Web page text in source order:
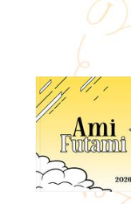
プロジェクトアイマス ヴ
テイルズ オブ シリーズ
電音部
鉄拳
太鼓の達人
ACE COMBAT